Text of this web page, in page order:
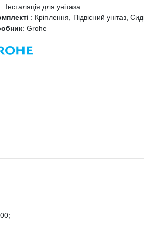
: Інсталяція для унітаза
: Кріплення, Підвісний унітаз,
: Grohe